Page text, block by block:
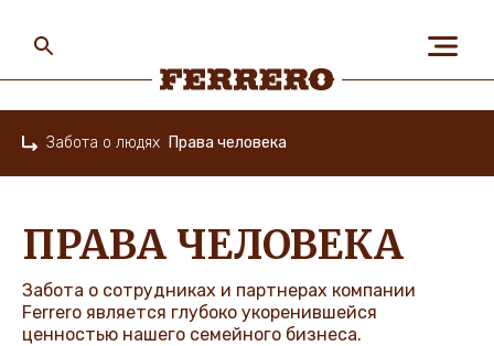
О НАС
ЛЮДИ И ПЛАНЕТА
main
content
Забота о людях Права человека
ПРАВА ЧЕЛОВЕКА
Забота о сотрудниках и партнерах компании
Ferrero является глубоко укоренившейся
ценностью нашего семейного бизнеса.